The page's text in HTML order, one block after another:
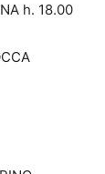
h. 18.00